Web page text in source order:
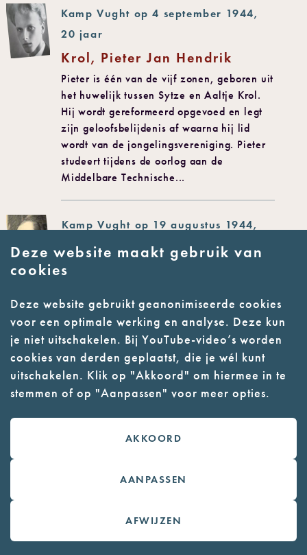
Kamp Vught op 4 september 1944,
20 jaar
Krol, Pieter Jan Hendrik
Pieter is één van de vijf zonen, geboren uit
het huwelijk tussen Sytze en Aaltje Krol.
Hij wordt gereformeerd opgevoed en legt
zijn geloofsbelijdenis af waarna hij lid
wordt van de jongelingsvereniging. Pieter
studeert tijdens de oorlog aan de
Middelbare Technische...
Kamp Vught op 19 augustus 1944,
41 jaar
Kruijssen, Jacobus Arnoldus
handelaar in rijwielen en onderdelen. Hij
maakt deel uit van de KP-Margriet in ‘s-
Hertogenbosch. Het belangrijkste
verzetswerk van Kruijssen bestaat uit het
opvangen en verder vervoeren van
geallieerde piloten, waarvoor in...
Kamp Vught op 4 september 1944,
Krul, Johannes
tekenaar van beroep. Hij woont in Rijswijk
Deze website maakt gebruik van
cookies
Deze website gebruikt geanonimiseerde cookies
voor een optimale werking en analyse. Deze kun
je niet uitschakelen. Bij YouTube-video’s worden
cookies van derden geplaatst, die je wél kunt
uitschakelen. Klik op "Akkoord" om hiermee in te
stemmen of op "Aanpassen" voor meer opties.
AKKOORD
AANPASSEN
AFWIJZEN